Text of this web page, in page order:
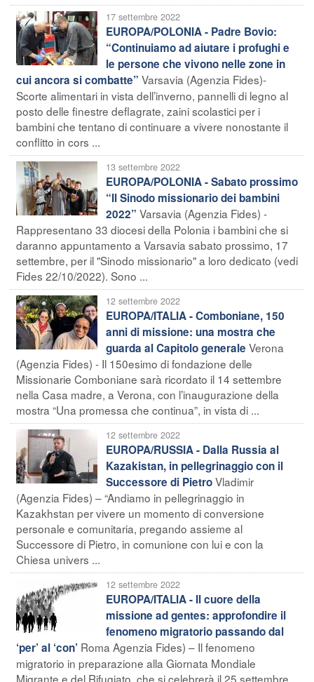
17 settembre 2022
EUROPA/POLONIA - Padre Bovio:
“Continuiamo ad aiutare i profughi e
le persone che vivono nelle zone in
cui ancora si combatte” Varsavia (Agenzia Fides)-
Scorte alimentari in vista dell’inverno, pannelli di legno al
posto delle finestre deflagrate, zaini scolastici per i
bambini che tentano di continuare a vivere nonostante il
conflitto in cors ...
13 settembre 2022
EUROPA/POLONIA - Sabato prossimo
“Il Sinodo missionario dei bambini
2022” Varsavia (Agenzia Fides) -
Rappresentano 33 diocesi della Polonia i bambini che si
daranno appuntamento a Varsavia sabato prossimo, 17
settembre, per il "Sinodo missionario" a loro dedicato (vedi
Fides 22/10/2022). Sono ...
12 settembre 2022
EUROPA/ITALIA - Comboniane, 150
anni di missione: una mostra che
guarda al Capitolo generale Verona
(Agenzia Fides) - Il 150esimo di fondazione delle
Missionarie Comboniane sarà ricordato il 14 settembre
nella Casa madre, a Verona, con l’inaugurazione della
mostra “Una promessa che continua”, in vista di ...
12 settembre 2022
EUROPA/RUSSIA - Dalla Russia al
Kazakistan, in pellegrinaggio con il
Successore di PietroVladimir
(Agenzia Fides) – “Andiamo in pellegrinaggio in
Kazakhstan per vivere un momento di conversione
personale e comunitaria, pregando assieme al
Successore di Pietro, in comunione con lui e con la
Chiesa univers ...
12 settembre 2022
EUROPA/ITALIA - Il cuore della
missione ad gentes: approfondire il
fenomeno migratorio passando dal
‘per’ al ‘con’ Roma Agenzia Fides) – Il fenomeno
migratorio in preparazione alla Giornata Mondiale
Migrante e del Rifugiato, che si celebrerà il 25 settembre